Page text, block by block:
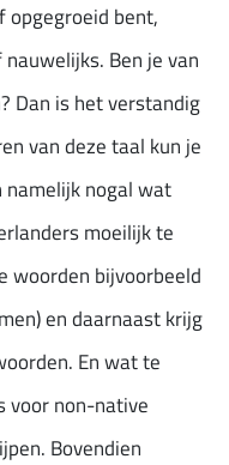
opgegroeid bent,
Ben je van
Dan is het verstandig
van deze taal kun je
namelijk nogal wat
moeilijk te
woorden bijvoorbeeld
en daarnaast krijg
En wat te
voor non-native
Bovendien